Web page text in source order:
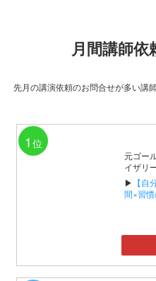
月間講師
先月の講演依頼のお問合せが多い講
1 位
元ゴー
イザリ
▶ 【
間×習慣